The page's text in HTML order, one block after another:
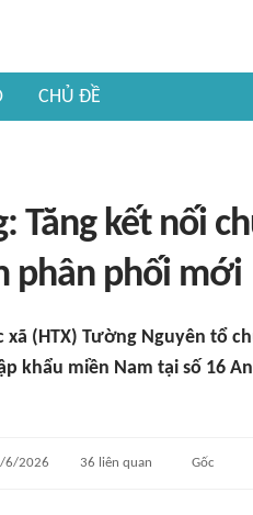
CHỦ ĐỀ
Tăng kết nối
phân phối mới
xã (HTX) Tường Nguyên tổ
khẩu miền Nam tại số 16
6/2026 36 liên quan Gốc